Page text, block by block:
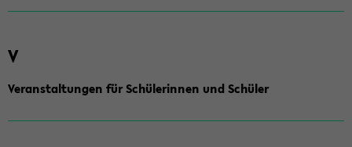
V
Veranstaltungen für Schülerinnen und Schüler